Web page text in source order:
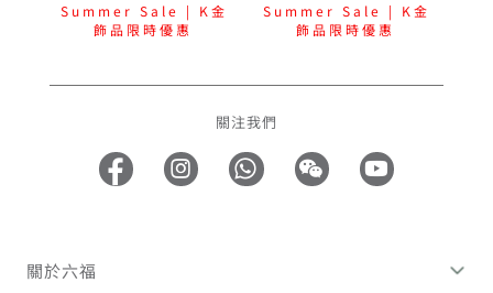
Summer Sale | K金
飾品限時優惠
Summer Sale | K金
飾品限時優惠
關注我們
關於六福